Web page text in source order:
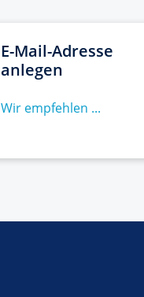
E-Mail-Adresse
anlegen
Wir empfehlen ...